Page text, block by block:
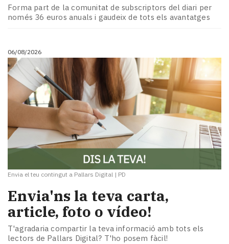
Forma part de la comunitat de subscriptors del diari per
només 36 euros anuals i gaudeix de tots els avantatges
06/08/2026
Envia el teu contingut a Pallars Digital | PD
Envia'ns la teva carta,
article, foto o vídeo!
T'agradaria compartir la teva informació amb tots els
lectors de Pallars Digital? T'ho posem fàcil!